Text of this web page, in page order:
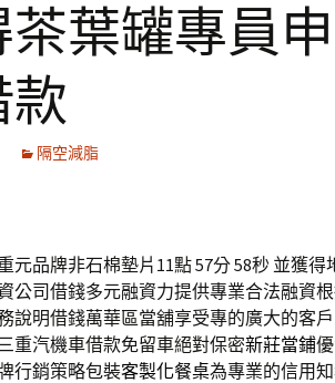
茶葉罐專員
款
隔空減脂
元品牌非石棉墊片11點 57分 58秒 並獲得
公司借錢多元融資力提供專業合法融資
說明借錢萬華區當舖享受專的廣大的客戶
重汽機車借款免留車絕對保密新莊當鋪
行銷策略包裝客製化餐桌為專業的信用